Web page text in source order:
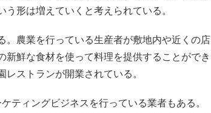
形は増えていくと考えられている。
農業を行っている生産者が敷地内や近くの店
鮮な食材を使って料理を提供することができ
ストランが開業されている。
ティングビジネスを行っている業者もある。